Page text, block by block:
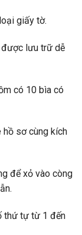
giấy tờ.
được lưu trữ dễ
có 10 bìa có
hồ sơ cùng kích
để xỏ vào còng
thứ tự từ 1 đến